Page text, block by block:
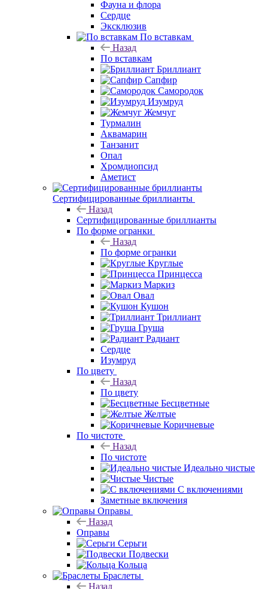
Фауна и флора
Сердце
Эксклюзив
По вставкам
Назад
По вставкам
Бриллиант
Сапфир
Самородок
Изумруд
Жемчуг
Турмалин
Аквамарин
Танзанит
Опал
Хромдиопсид
Аметист
Сертифицированные бриллианты
Назад
Сертифицированные бриллианты
По форме огранки
Назад
По форме огранки
Круглые
Принцесса
Маркиз
Овал
Кушон
Триллиант
Груша
Радиант
Сердце
Изумруд
По цвету
Назад
По цвету
Бесцветные
Желтые
Коричневые
По чистоте
Назад
По чистоте
Идеально чистые
Чистые
С включениями
Заметные включения
Оправы
Назад
Оправы
Серьги
Подвески
Кольца
Браслеты
Назад